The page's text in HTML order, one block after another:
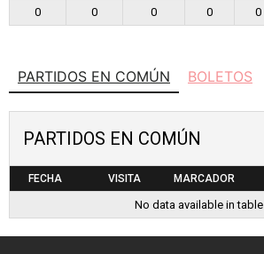
0 0 0 0 0
PARTIDOS EN COMÚN BOLETOS
PARTIDOS EN COMÚN
FECHA VISITA MARCADOR
No data available in table